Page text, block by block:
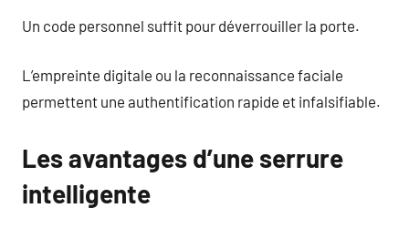
Un code personnel suffit pour déverrouiller la porte.
L’empreinte digitale ou la reconnaissance faciale
permettent une authentification rapide et infalsifiable.
Les avantages d’une serrure
intelligente